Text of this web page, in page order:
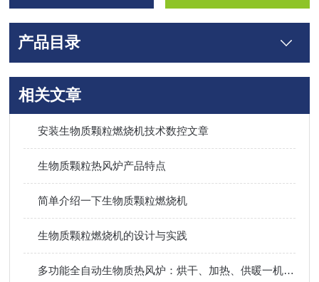
产品目录
相关文章
安装生物质颗粒燃烧机技术数控文章
生物质颗粒热风炉产品特点
简单介绍一下生物质颗粒燃烧机
生物质颗粒燃烧机的设计与实践
多功能全自动生物质热风炉：烘干、加热、供暖一机多用，提升生产效率